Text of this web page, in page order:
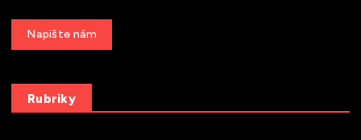
Get a Quote
Rubriky